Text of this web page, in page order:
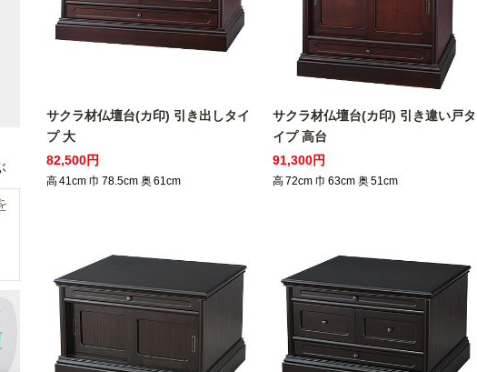
サクラ材仏壇台(カ印) 引き出しタイ
プ 大
82,500円
高41cm 巾 78.5cm 奥61cm
サクラ材仏壇台(カ印) 引き違い戸タ
イプ 高台
91,300円
高72cm 巾 63cm 奥51cm